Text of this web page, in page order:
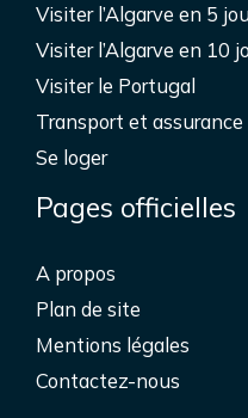
Visiter l’Algarve en 5
Visiter l’Algarve en 10
Visiter le Portugal
Transport et assurance
Se loger
Pages officielles
A propos
Plan de site
Mentions légales
Contactez-nous